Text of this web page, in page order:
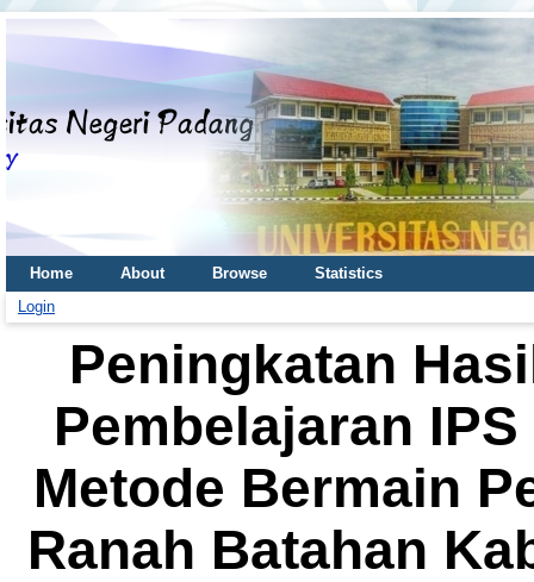
Home About Browse
Statistics
Login
Peningkatan
Pembelajaran
Metode Bermain
Ranah Batahan